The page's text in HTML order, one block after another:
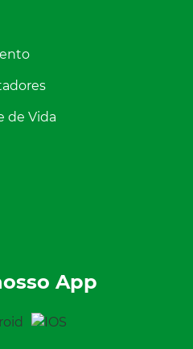
de Vida
App